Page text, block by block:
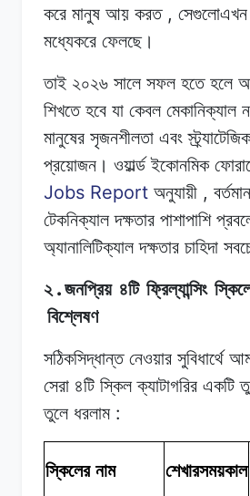
করে মানুষ আয় করত, সেগুলোএখন
মধ্যেকরে ফেলছে।
তাই ২০২৬ সালে সফল হতে হলে
শিখতে হবে যা কেবল মেকানিক্যাল
মানুষের সৃজনশীলতা এবং স্ট্র্যাটেজিক
প্রয়োজন। ওয়ার্ল্ড ইকোনমিক
Jobs Report অনুযায়ী , বর্তমান
টেকনিক্যাল দক্ষতার পাশাপাশি
অ্যানালিটিক্যাল দক্ষতার চাহিদা
২ .জনপ্রিয় ৪টি ফ্রিল্যান্সিং
বিশ্লেষণ
সঠিকসিদ্ধান্ত নেওয়ার সুবিধার্থে
সেরা ৪টি স্কিল ক্যাটাগরির একটি
তুলে ধরলাম:
স্কিলের নাম শেখারসময়কাল